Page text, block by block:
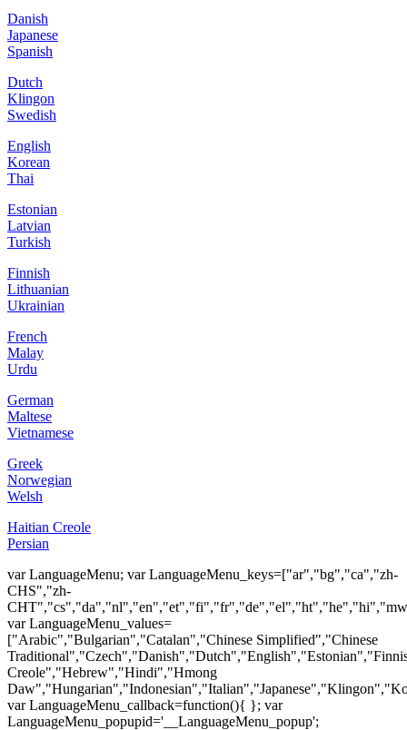
Danish
Japanese
Spanish
Dutch
Klingon
Swedish
English
Korean
Thai
Estonian
Latvian
Turkish
Finnish
Lithuanian
Ukrainian
French
Malay
Urdu
German
Maltese
Vietnamese
Greek
Norwegian
Welsh
Haitian Creole
Persian
var LanguageMenu; var LanguageMenu_keys=["ar","bg","ca","zh-
CHS","zh-
var LanguageMenu_values=
["Arabic","Bulgarian","Catalan","Chinese Simplified","Chinese
Creole","Hebrew","Hindi","Hmong
var LanguageMenu_callback=function(){ }; var
LanguageMenu_popupid='__LanguageMenu_popup';